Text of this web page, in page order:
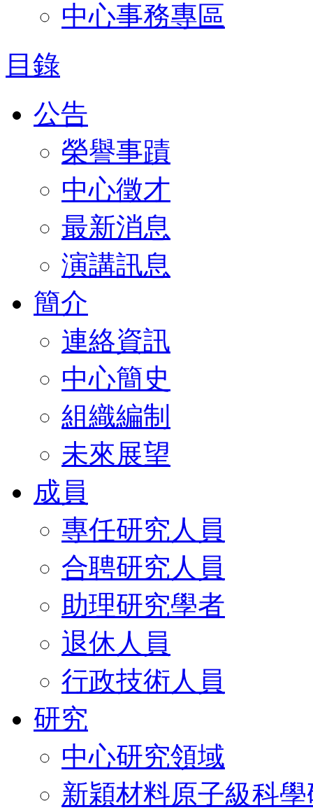
中心事務專區
目錄
公告
榮譽事蹟
中心徵才
最新消息
演講訊息
簡介
連絡資訊
中心簡史
組織編制
未來展望
成員
專任研究人員
合聘研究人員
助理研究學者
退休人員
行政技術人員
研究
中心研究領域
新穎材料原子級科